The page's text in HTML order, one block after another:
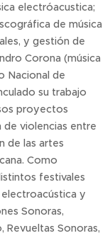
electróacustica;
de música
y gestión de
Corona (música
Nacional de
su trabajo
proyectos
violencias entre
de las artes
Como
festivales
y
Sonoras,
Revueltas Sonoras,